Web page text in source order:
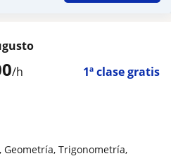
/h 1ª clase gratis
Geometría, Trigonometría,